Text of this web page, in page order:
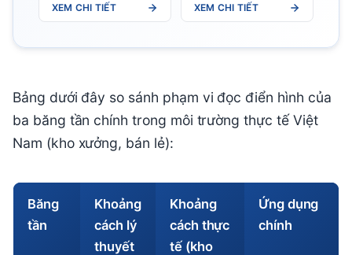
RFID Reader
XEM CHI TIẾT XEM CHI TIẾT
Bảng dưới đây so sánh phạm vi đọc điển hình của
ba băng tần chính trong môi trường thực tế Việt
Nam (kho xưởng, bán lẻ):
Băng
tần
Khoảng
cách lý
thuyết
Khoảng
cách thực
tế (kho
Ứng dụng
chính